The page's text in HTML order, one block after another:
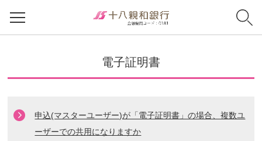
電子証明書
申込(マスターユーザー)が「電子証明書」の場合、複数ユ
ーザーでの共用になりますか